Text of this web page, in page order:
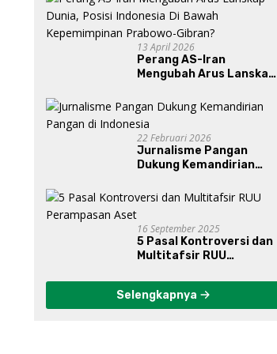
13 April 2026
Perang AS-Iran
Mengubah Arus Lanskap
Bawah Kepemimpinan
Prabowo-Gibran?
22 Februari 2026
Jurnalisme Pangan
Dukung Kemandirian
16 September 2025
5 Pasal Kontroversi dan
Multitafsir RUU
Selengkapnya